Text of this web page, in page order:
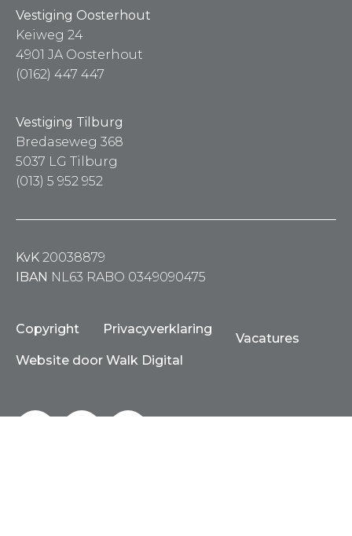
Vestiging Oosterhout
Keiweg 24
4901 JA Oosterhout
(0162) 447 447
Vestiging Tilburg
Bredaseweg 368
5037 LG Tilburg
(013) 5 952 952
KvK 20038879
IBAN NL63 RABO 0349090475
Copyright Privacyverklaring
Vacatures
Website door Walk Digital